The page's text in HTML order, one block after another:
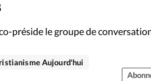
préside le groupe de
Aujourd'hui